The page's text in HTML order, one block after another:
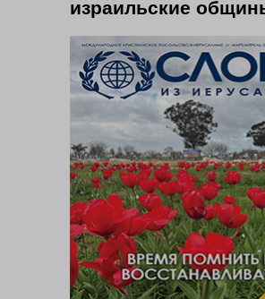
израильские